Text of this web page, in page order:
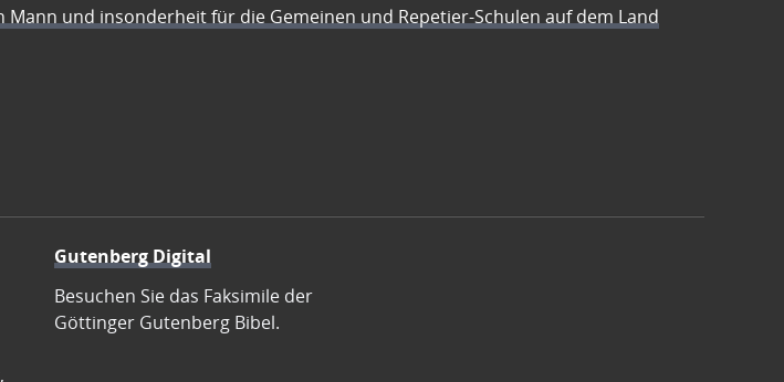
und insonderheit für die Gemeinen und Repetier-Schulen auf dem Land
Gutenberg Digital
Besuchen Sie das Faksimile der
Göttinger Gutenberg Bibel.